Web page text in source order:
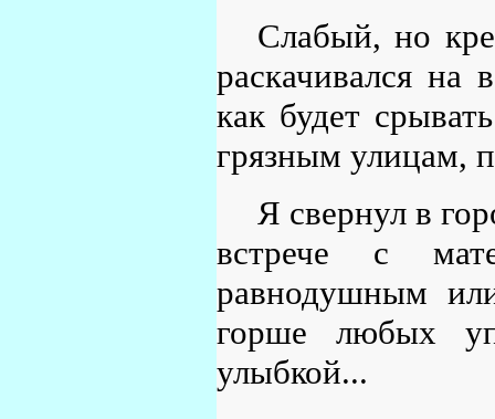
Слабый, но
раскачивался на
как будет
грязным улицам,
Я свернул в
встрече с
равнодушным
горше любых
улыбкой...